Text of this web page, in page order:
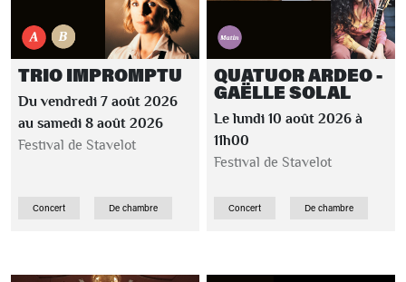
TRIO IMPROMPTU
Du vendredi 7 août 2026
au samedi 8 août 2026
Festival de Stavelot
Concert De chambre
QUATUOR ARDEO -
GAËLLE SOLAL
Le lundi 10 août 2026 à
11h00
Festival de Stavelot
Concert De chambre